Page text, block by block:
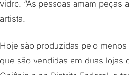
vidro. “As pessoas amam peças
artista.
Hoje são produzidas pelo
que são vendidas em duas lojas